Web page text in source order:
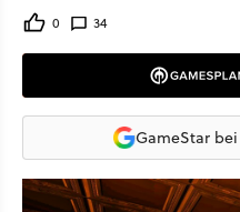
0 34
GameStar